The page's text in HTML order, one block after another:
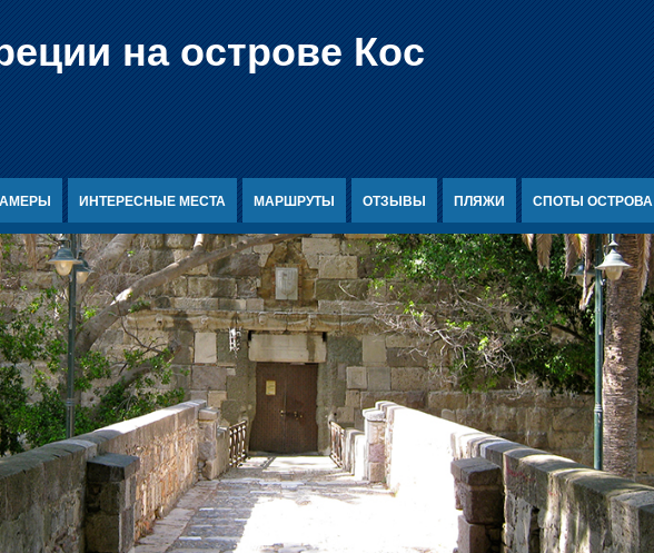
на острове Кос
ИНТЕРЕСНЫЕ МЕСТА МАРШРУТЫ ОТЗЫВЫ ПЛЯЖИ СПОТЫ ОСТРОВА